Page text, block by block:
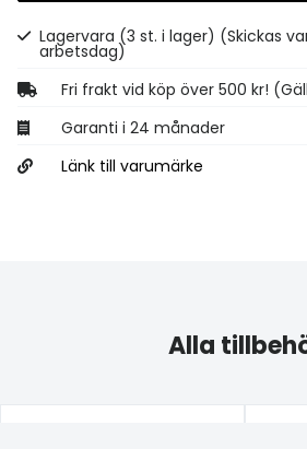
Lagervara (3 st. i lager) (Skickas
arbetsdag)
Fri frakt vid köp över 500 kr!
Garanti i 24 månader
Länk till varumärke
Alla